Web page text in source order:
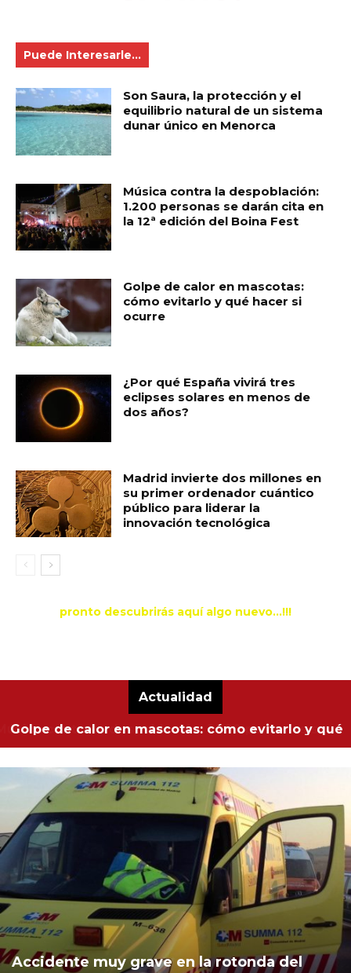
Puede Interesarle...
Son Saura, la protección y el
equilibrio natural de un sistema
dunar único en Menorca
Música contra la despoblación:
1.200 personas se darán cita en
la 12ª edición del Boina Fest
Golpe de calor en mascotas:
cómo evitarlo y qué hacer si
ocurre
¿Por qué España vivirá tres
eclipses solares en menos de
dos años?
Madrid invierte dos millones en
su primer ordenador cuántico
público para liderar la
innovación tecnológica
pronto descubrirás aquí algo nuevo...!!!